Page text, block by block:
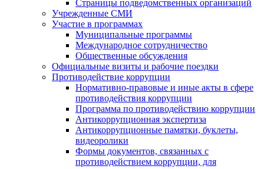
Страницы подведомственных организаций
Учрежденные СМИ
Участие в программах
Муниципальные программы
Международное сотрудничество
Общественные обсуждения
Официальные визиты и рабочие поездки
Противодействие коррупции
Нормативно-правовые и иные акты в сфере
противодействия коррупции
Программа по противодействию коррупции
Антикоррупционная экспертиза
Антикоррупционные памятки, буклеты,
видеоролики
Формы документов, связанных с
противодействием коррупции, для